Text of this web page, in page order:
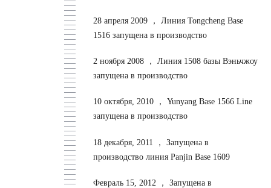
28 апреля 2009 ，
Линия Tongcheng Base
1516 запущена в производство
2 ноября 2008 ，
Линия 1508 базы Вэньчжоу
запущена в производство
10 октября, 2010 ，
Yunyang Base 1566 Line
запущена в производство
18 декабря, 2011 ，
Запущена в
производство линия Panjin Base 1609
Февраль 15, 2012 ，
Запущена в